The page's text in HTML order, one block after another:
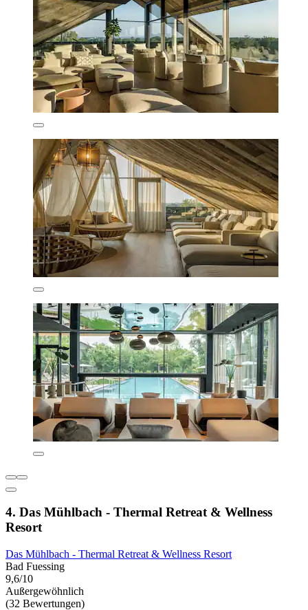
4. Das Mühlbach - Thermal Retreat & Wellness
Resort
Das Mühlbach - Thermal Retreat & Wellness Resort
Bad Fuessing
9,6/10
Außergewöhnlich
(32 Bewertungen)